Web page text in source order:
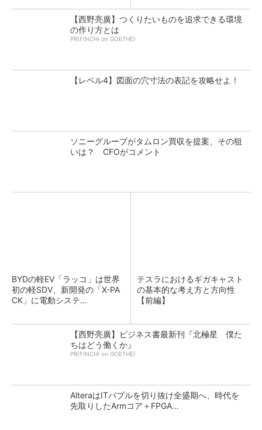
【西野亮廣】つくりたいものを追求できる環境
の作り方とは
PR(FINCHI on GOETHE)
【レベル4】図面の穴寸法の表記を攻略せよ！
ソニーグループがタムロン買収を提案、その狙
いは？ CFOがコメント
BYDの軽EV「ラッコ」は世界
初の軽SDV、新開発の「X-PA
CK」に電動システ...
テスラにおけるギガキャスト
の基本的な考え方と方向性
【前編】
【西野亮廣】ビジネス書最新刊『北極星 僕た
ちはどう働くか』
PR(FINCHI on GOETHE)
AlteraはITバブルを切り抜け全盛期へ、時代を
先取りしたArmコア＋FPGA...